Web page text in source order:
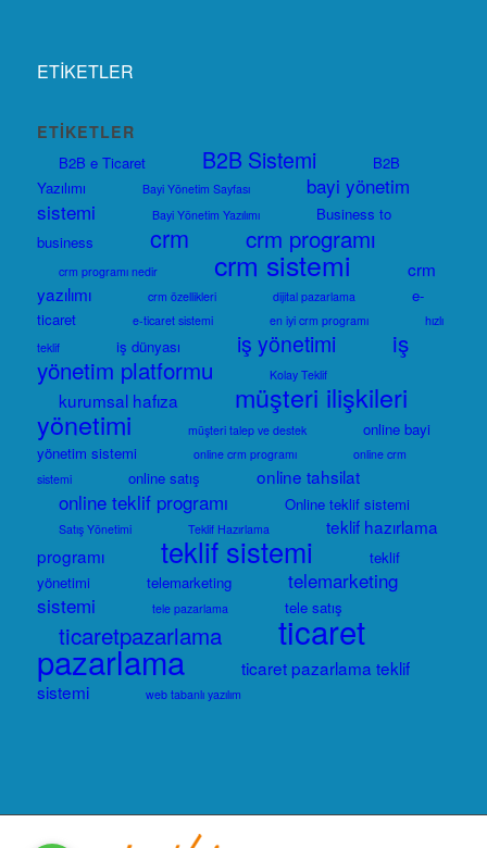
ETİKETLER
ETIKETLER
B2B e Ticaret B2B Sistemi
B2B
Yazılımı
Bayi Yönetim Sayfası
bayi yönetim
sistemi
Bayi Yönetim Yazılımı
Business to
business
crm crm programı
crm programı nedir crm sistemi
crm
yazılımı
crm özellikleri dijital pazarlama
e-
ticaret
e-ticaret sistemi en iyi crm programı
hızlı
teklif
iş dünyası iş yönetimi
iş
yönetim platformu
Kolay Teklif
kurumsal hafıza müşteri ilişkileri
yönetimi müşteri talep ve destek
online bayi
yönetim sistemi
online crm programı
online crm
sistemi
online satış online tahsilat
online teklif programı Online teklif sistemi
Satış Yönetimi Teklif Hazırlama
teklif hazırlama
programı
teklif sistemi
teklif
yönetimi
telemarketing
telemarketing
sistemi
tele pazarlama tele satış
ticaretpazarlama ticaret
pazarlama
ticaret pazarlama teklif
sistemi
web tabanlı yazılım